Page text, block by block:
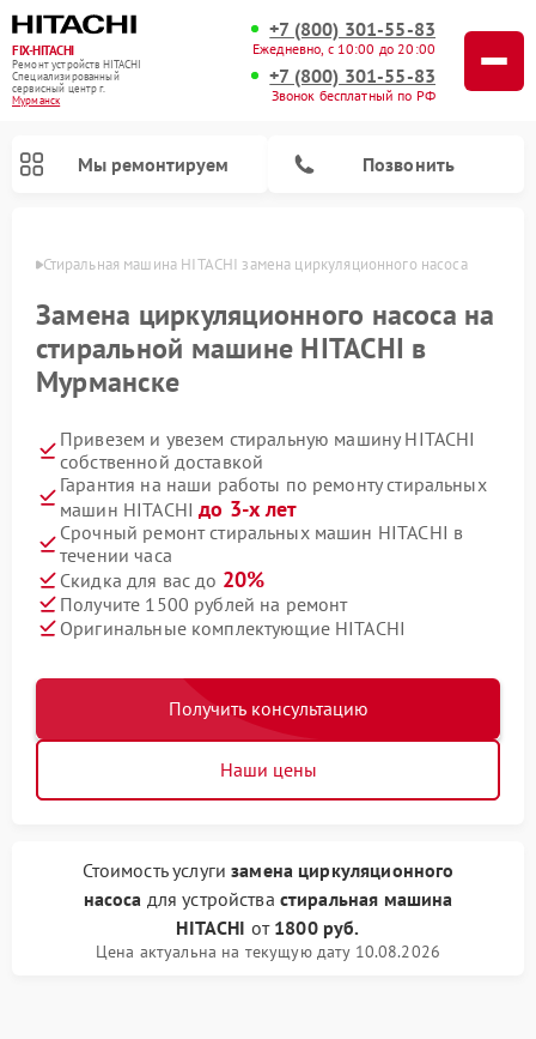
FIX-HITACHI
Ремонт устройств HITACHI
Специализированный
cервисный центр г.
Мурманск
+7 (800) 301-55-83
Ежедневно, с 10:00 до 20:00
+7 (800) 301-55-83
Звонок бесплатный по РФ
Мы ремонтируем Позвонить
Стиральная машина HITACHI замена циркуляционного насоса
Замена циркуляционного насоса на
стиральной машине HITACHI в
Мурманске
Привезем и увезем стиральную машину HITACHI
собственной доставкой
Гарантия на наши работы по ремонту стиральных
машин HITACHIдо 3-х лет
Срочный ремонт стиральных машин HITACHI в
течении часа
Скидка для вас до 20%
Получите 1500 рублей на ремонт
Оригинальные комплектующие HITACHI
Получить консультацию
Наши цены
Стоимость услугизамена циркуляционного
насоса для устройства стиральная машина
HITACHI от 1800 руб.
Цена актуальна на текущую дату 10.08.2026